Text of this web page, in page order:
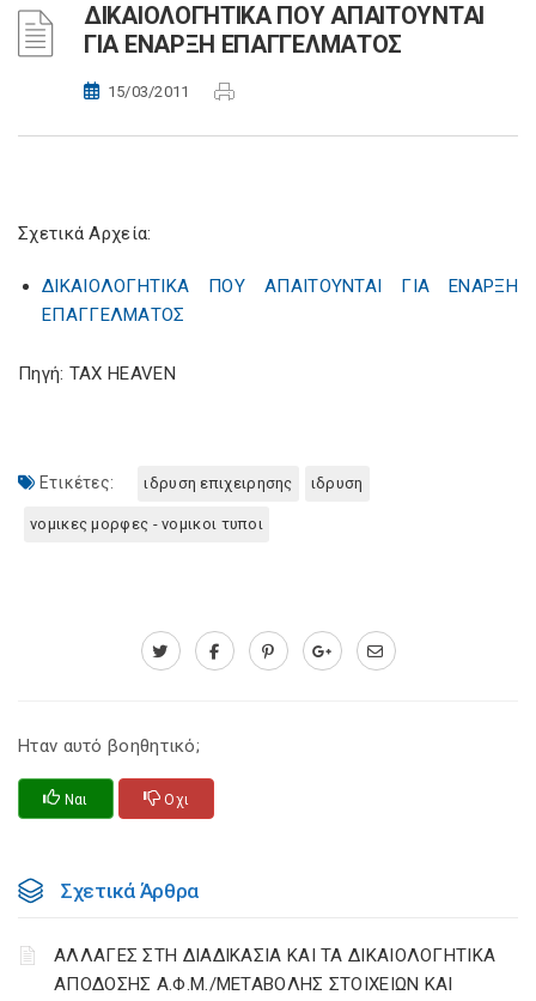
ΔΙΚΑΙΟΛΟΓΗΤΙΚΑ ΠΟΥ ΑΠΑΙΤΟΥΝΤΑΙ
ΓΙΑ ΕΝΑΡΞΗ ΕΠΑΓΓΕΛΜΑΤΟΣ
15/03/2011
Σχετικά Αρχεία:
ΔΙΚΑΙΟΛΟΓΗΤΙΚΑ ΠΟΥ ΑΠΑΙΤΟΥΝΤΑΙ ΓΙΑ ΕΝΑΡΞΗ
ΕΠΑΓΓΕΛΜΑΤΟΣ
Πηγή: TAX HEAVEN
Ετικέτες: ιδρυση επιχειρησης ιδρυση
νομικες μορφες - νομικοι τυποι
Ηταν αυτό βοηθητικό;
Ναι Οχι
Σχετικά Άρθρα
ΑΛΛΑΓΕΣ ΣΤΗ ΔΙΑΔΙΚΑΣΙΑ ΚΑΙ ΤΑ ΔΙΚΑΙΟΛΟΓΗΤΙΚΑ
ΑΠΟΔΟΣΗΣ Α.Φ.Μ./ΜΕΤΑΒΟΛΗΣ ΣΤΟΙΧΕΙΩΝ ΚΑΙ